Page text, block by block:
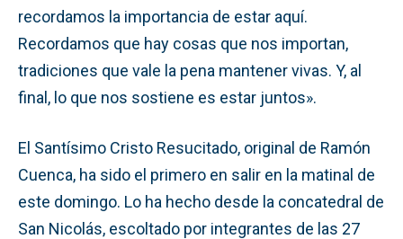
recordamos la importancia de estar aquí.
Recordamos que hay cosas que nos importan,
tradiciones que vale la pena mantener vivas. Y, al
final, lo que nos sostiene es estar juntos».
El Santísimo Cristo Resucitado, original de Ramón
Cuenca, ha sido el primero en salir en la matinal de
este domingo. Lo ha hecho desde la concatedral de
San Nicolás, escoltado por integrantes de las 27